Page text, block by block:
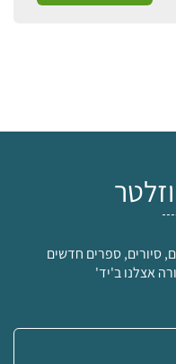
סיורים, ספרים חדשים
אצלנו ב'יד'